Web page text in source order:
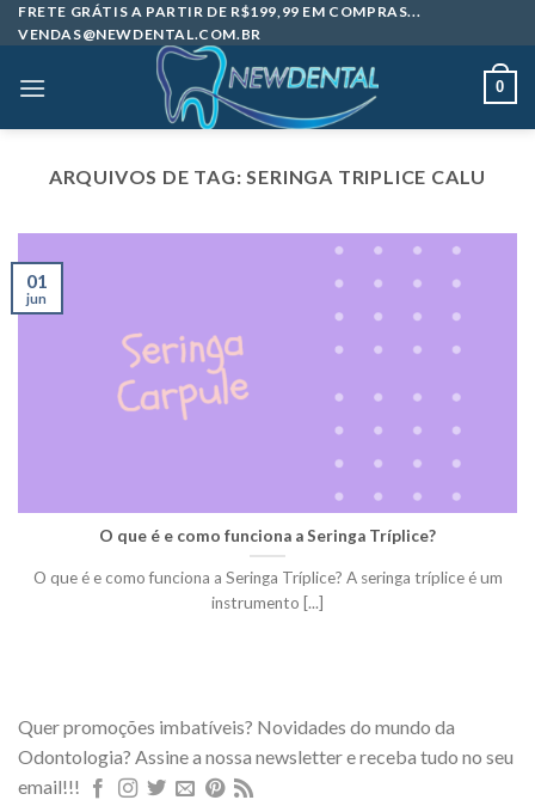
Skip
to
FRETE GRÁTIS A PARTIR DE R$199,99 EM COMPRAS...
VENDAS@NEWDENTAL.COM.BR
0
ARQUIVOS DE TAG:SERINGA TRIPLICE CALU
O que é e como funciona a Seringa Tríplice?
O que é e como funciona a Seringa Tríplice? A seringa tríplice é um
instrumento [...]
01
jun
Quer promoções imbatíveis? Novidades do mundo da
Odontologia? Assine a nossa newsletter e receba tudo no seu
email!!!